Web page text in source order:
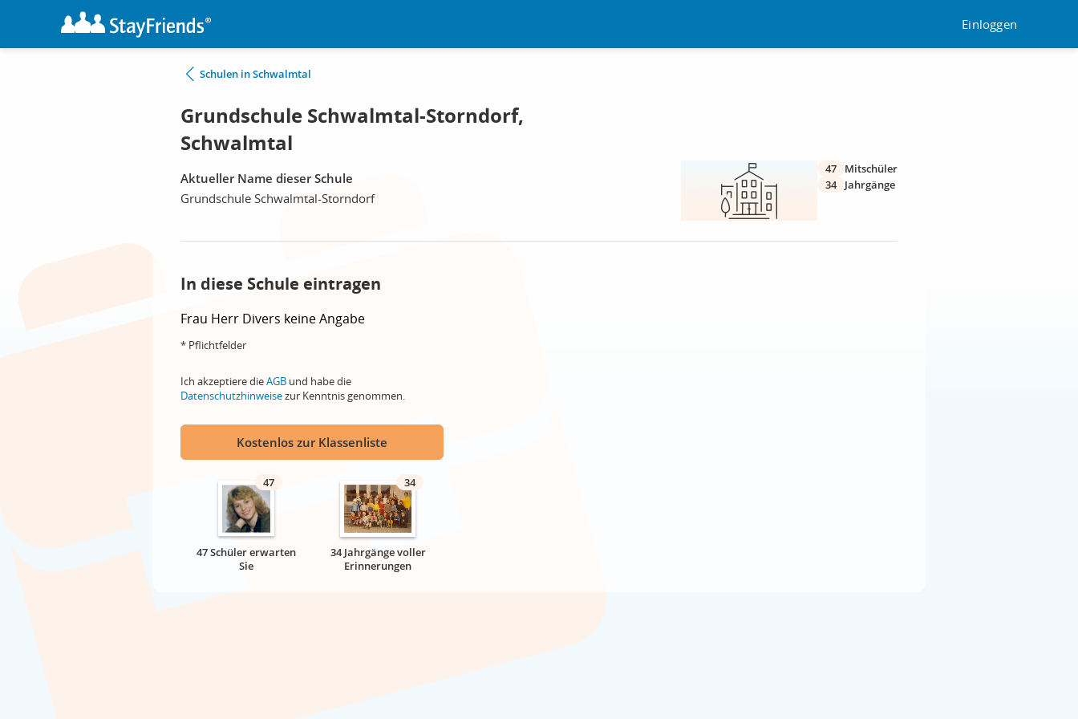
Einloggen
Schulen in Schwalmtal
Grundschule Schwalmtal-Storndorf,
Schwalmtal
Aktueller Name dieser Schule
Grundschule Schwalmtal-Storndorf
47
Mitschüler
34
Jahrgänge
In diese Schule eintragen
Frau Herr Divers keine Angabe
* Pflichtfelder
Ich akzeptiere dieAGB und habe die
Datenschutzhinweisezur Kenntnis genommen.
Kostenlos zur Klassenliste
47
47 Schüler erwarten
Sie
34
34 Jahrgänge voller
Erinnerungen